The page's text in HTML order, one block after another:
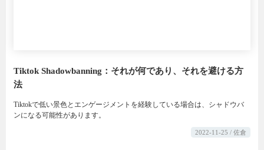
Tiktok Shadowbanning：それが何であり、それを避ける方
法
Tiktokで低い景色とエンゲージメントを経験している場合は、シャドウバ
ンになる可能性があります。
2022-11-25 / 佐倉